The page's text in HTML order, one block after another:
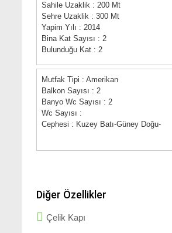
Sahile Uzaklik : 200 Mt
Sehre Uzaklik : 300 Mt
Yapim Yılı : 2014
Bina Kat Sayısı : 2
Bulunduğu Kat : 2
Mutfak Tipi : Amerikan
Balkon Sayısı : 2
Banyo Wc Sayısı : 2
Wc Sayısı :
Cephesi : Kuzey Batı-Güney Doğu-
Diğer Özellikler
Çelik Kapı